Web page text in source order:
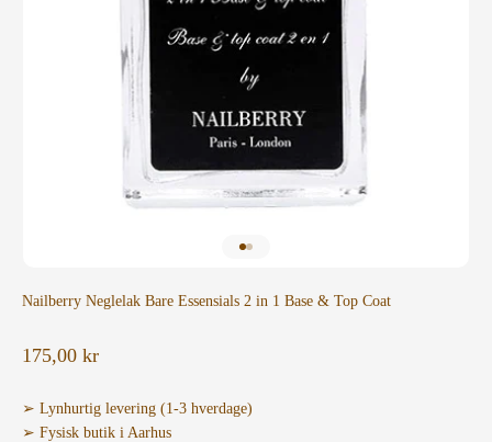
Nailberry Neglelak Bare Essensials 2 in 1 Base & Top Coat
Salgspris
175,00 kr
➢ Lynhurtig levering (1-3 hverdage)
➢ Fysisk butik i Aarhus